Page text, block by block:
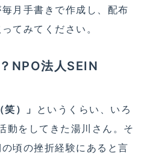
月手書きで作成し、配布
てみてください。
NPO法人SEIN
）」 というくらい、いろ
動をしてきた湯川さん。そ
頃の挫折経験にあると言